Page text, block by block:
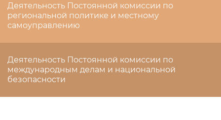
Деятельность Постоянной комиссии по
региональной политике и местному
самоуправлению
Деятельность Постоянной комиссии по
международным делам и национальной
безопасности